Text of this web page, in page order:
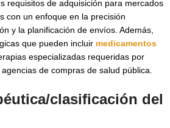
requisitos de adquisición para mercados
con un enfoque en la precisión
y la planificación de envíos. Además,
que pueden incluir medicamentos
especializadas requeridas por
de compras de salud pública.
clasificación del